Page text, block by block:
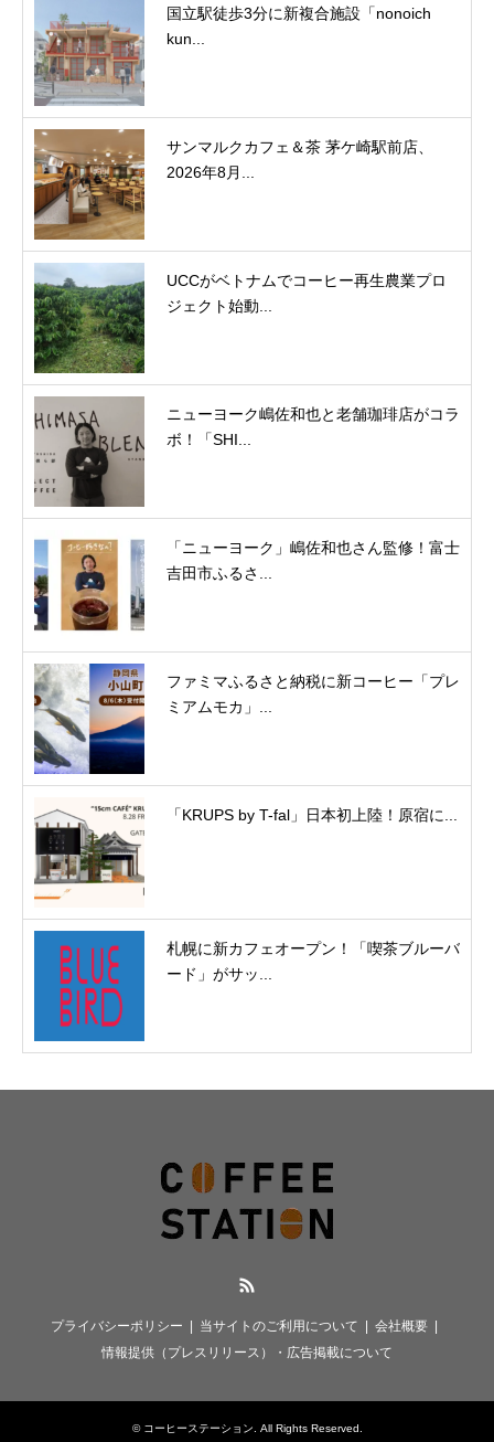
国立駅徒歩3分に新複合施設「nonoich
kun...
サンマルクカフェ＆茶 茅ケ崎駅前店、
2026年8月...
UCCがベトナムでコーヒー再生農業プロ
ジェクト始動...
ニューヨーク嶋佐和也と老舗珈琲店がコラ
ボ！「SHI...
「ニューヨーク」嶋佐和也さん監修！富士
吉田市ふるさ...
ファミマふるさと納税に新コーヒー「プレ
ミアムモカ」...
「KRUPS by T-fal」日本初上陸！原宿に...
札幌に新カフェオープン！「喫茶ブルーバ
ード」がサッ...
プライバシーポリシー 当サイトのご利用について
会社概要
情報提供（プレスリリース）・広告掲載について
© コーヒーステーション. All Rights Reserved.